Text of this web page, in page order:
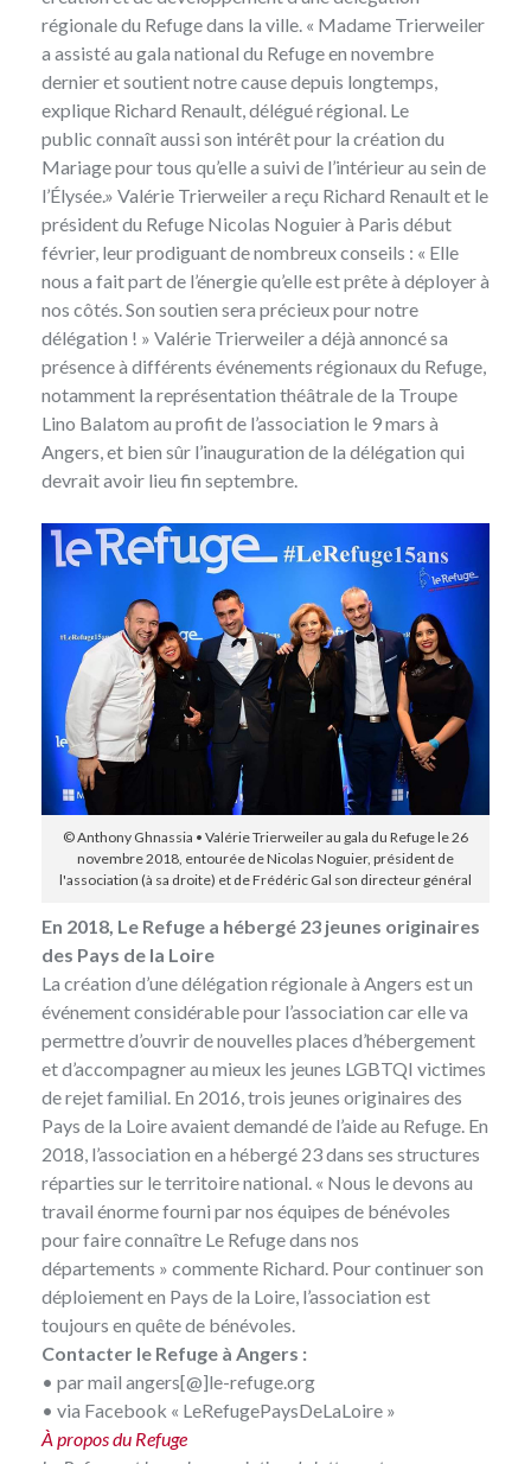
régionale du Refuge dans la ville. « Madame Trierweiler
a assisté au gala national du Refuge en novembre
dernier et soutient notre cause depuis longtemps,
explique Richard Renault, délégué régional. Le
public connaît aussi son intérêt pour la création du
Mariage pour tous qu’elle a suivi de l’intérieur au sein de
l’Élysée.» Valérie Trierweiler a reçu Richard Renault et le
président du Refuge Nicolas Noguier à Paris début
février, leur prodiguant de nombreux conseils : « Elle
nous a fait part de l’énergie qu’elle est prête à déployer à
nos côtés. Son soutien sera précieux pour notre
délégation ! » Valérie Trierweiler a déjà annoncé sa
présence à différents événements régionaux du Refuge,
notamment la représentation théâtrale de la Troupe
Lino Balatom au profit de l’association le 9 mars à
Angers, et bien sûr l’inauguration de la délégation qui
devrait avoir lieu fin septembre.
© Anthony Ghnassia • Valérie Trierweiler au gala du Refuge le 26
novembre 2018, entourée de Nicolas Noguier, président de
l'association (à sa droite) et de Frédéric Gal son directeur général
En 2018, Le Refuge a hébergé 23 jeunes originaires
des Pays de la Loire
La création d’une délégation régionale à Angers est un
événement considérable pour l’association car elle va
permettre d’ouvrir de nouvelles places d’hébergement
et d’accompagner au mieux les jeunes LGBTQI victimes
de rejet familial. En 2016, trois jeunes originaires des
Pays de la Loire avaient demandé de l’aide au Refuge. En
2018, l’association en a hébergé 23 dans ses structures
réparties sur le territoire national. « Nous le devons au
travail énorme fourni par nos équipes de bénévoles
pour faire connaître Le Refuge dans nos
départements » commente Richard. Pour continuer son
déploiement en Pays de la Loire, l’association est
toujours en quête de bénévoles.
Contacter le Refuge à Angers :
• par mail angers[@]le-refuge.org
• via Facebook « LeRefugePaysDeLaLoire »
À propos du Refuge